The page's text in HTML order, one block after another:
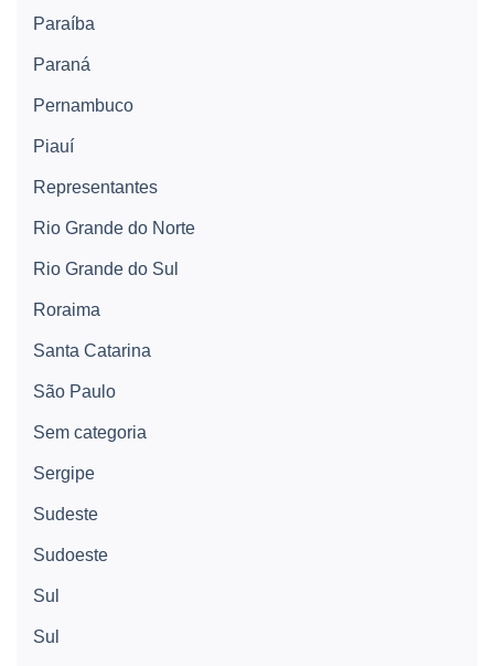
Paraíba
Paraná
Pernambuco
Piauí
Representantes
Rio Grande do Norte
Rio Grande do Sul
Roraima
Santa Catarina
São Paulo
Sem categoria
Sergipe
Sudeste
Sudoeste
Sul
Sul